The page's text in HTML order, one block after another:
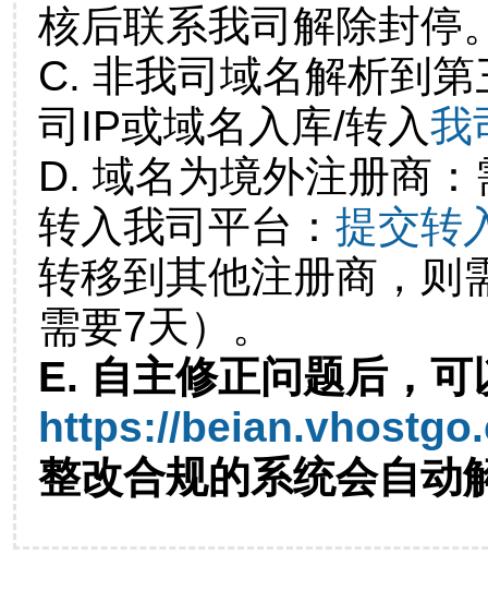
核后联系我司解除封停
C. 非我司域名解析到
司IP或域名入库/转入我
D. 域名为境外注册商
转入我司平台： 提交转
转移到其他注册商，则
需要7天）。
E. 自主修正问题后，可
https://
整改合规的系统会自动